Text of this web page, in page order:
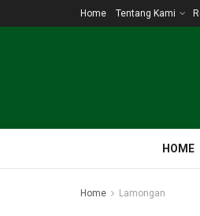
Home Tentang Kami
HOME
Home Lamongan